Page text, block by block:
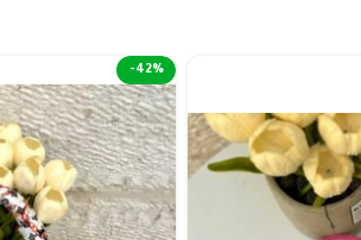
-42%